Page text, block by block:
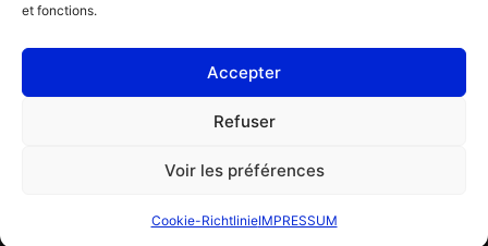
et fonctions.
Accepter
Refuser
Voir les préférences
Cookie-RichtlinieIMPRESSUM
GESCHÄFTSKUNDE PRIVATPERSON
Finden Sie eine Garage